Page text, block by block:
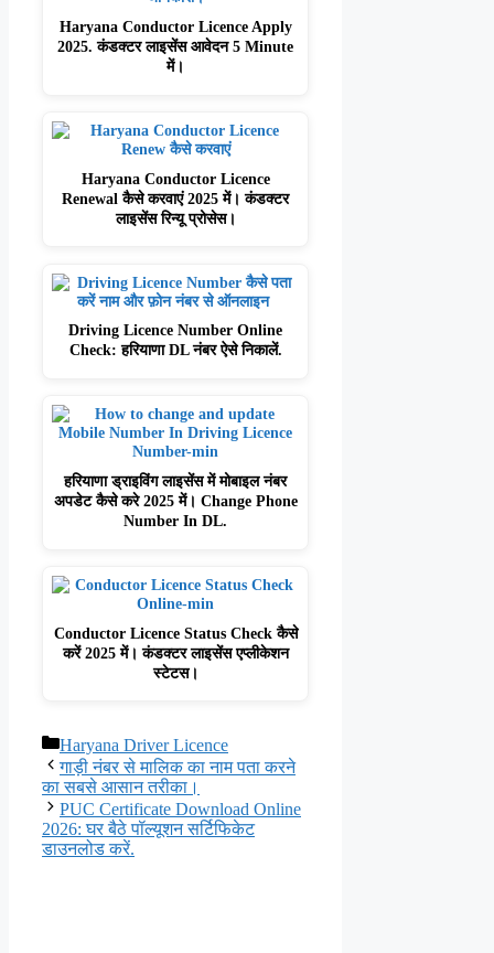
Haryana Conductor Licence Apply
2025. कंडक्टर लाइसेंस आवेदन 5 Minute
में।
Haryana Conductor Licence
Renewal कैसे करवाएं 2025 में। कंडक्टर
लाइसेंस रिन्यू प्रोसेस।
Driving Licence Number Online
Check: हरियाणा DL नंबर ऐसे निकालें.
हरियाणा ड्राइविंग लाइसेंस में मोबाइल नंबर
अपडेट कैसे करे 2025 में। Change Phone
Number In DL.
Conductor Licence Status Check कैसे
करें 2025 में। कंडक्टर लाइसेंस एप्लीकेशन
स्टेटस।
Categories
Haryana Driver Licence
गाड़ी नंबर से मालिक का नाम पता करने
का सबसे आसान तरीका।
PUC Certificate Download Online
2026: घर बैठे पॉल्यूशन सर्टिफिकेट
डाउनलोड करें.